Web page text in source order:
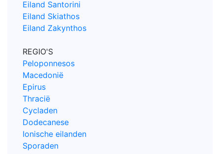
Eiland Santorini
Eiland Skiathos
Eiland Zakynthos
REGIO'S
Peloponnesos
Macedonië
Epirus
Thracië
Cycladen
Dodecanese
Ionische eilanden
Sporaden